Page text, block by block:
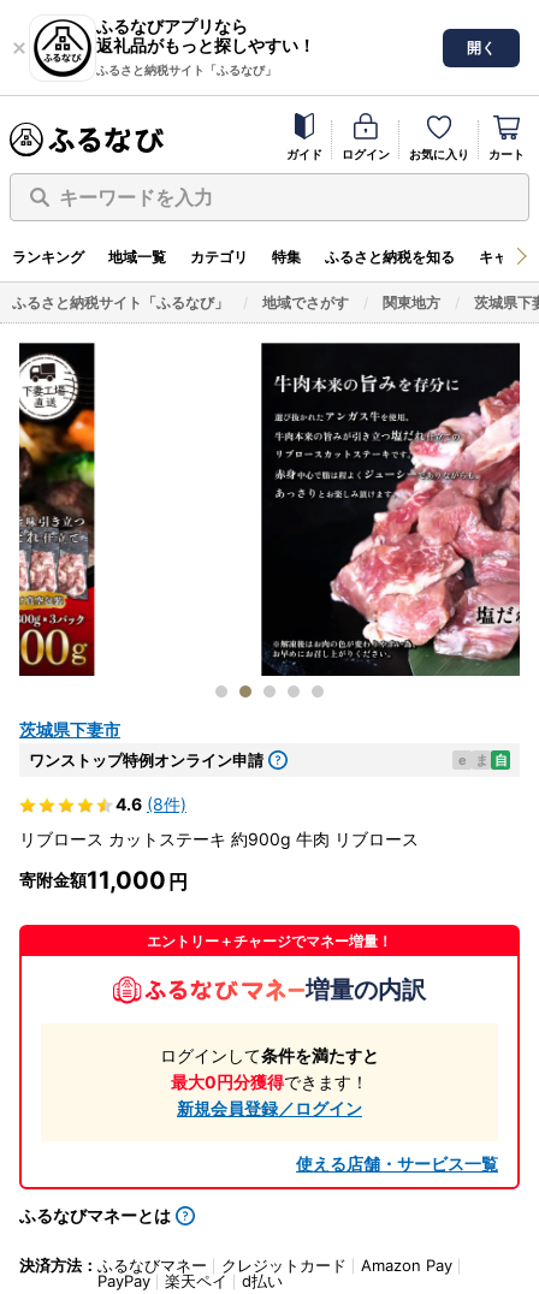
ふるなびアプリなら
返礼品がもっと探しやすい！
ふるさと納税サイト「ふるなび」
開く
ガイド ログイン お気に入り カート
キーワードを入力
ランキング 地域一覧 カテゴリ 特集 ふるさと納税を知る キャン
ふるさと納税サイト「ふるなび」 地域でさがす 関東地方 茨城県下
茨城県下妻市
ワンストップ特例オンライン申請 e ま 自
4.6 (8件)
リブロース カットステーキ 約900g 牛肉 リブロース
寄附金額11,000
エントリー＋チャージでマネー増量！
増量の内訳
ログインして条件を満たすと
最大0円分獲得できます！
新規会員登録／ログイン
使える店舗・サービス一覧
ふるなびマネーとは
決済方法： ふるなびマネー クレジットカード
Amazon Pay
PayPay
楽天ペイ d払い